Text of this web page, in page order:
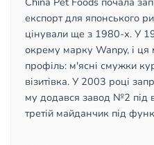
експорт для японського
цінували ще з 1980-х. У
окрему марку Wanpy, і
профіль: м'ясні смужки
візитівка. У 2003 році
му додався завод №2 під
третій майданчик під